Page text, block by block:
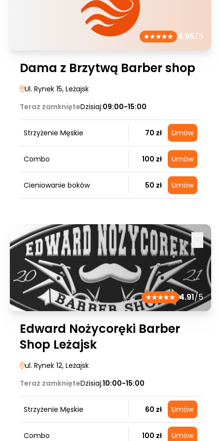
4.95/5
Dama z Brzytwą Barber shop
Ul. Rynek 15, Leżajsk
Teraz zamknięteDzisiaj:09:00-15:00
Strzyżenie Męskie 70 zł Umów
Combo 100 zł Umów
Cieniowanie boków 50 zł Umów
4.91/5
Edward Nożycoręki Barber
Shop Leżajsk
ul. Rynek 12, Leżajsk
Teraz zamknięteDzisiaj:10:00-15:00
Strzyżenie Męskie 60 zł Umów
Combo 100 zł Umów